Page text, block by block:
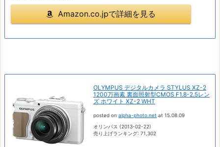
Amazon.co.jpで詳細を見る
OLYMPUS デジタルカメラ STYLUS XZ-2
1200万画素 裏面照射型CMOS F1.8-2.5レン
ズ ホワイト XZ-2 WHT
posted on alpha-photo.net at 15.08.09
オリンパス (2013-02-22)
売り上げランキング: 71,302